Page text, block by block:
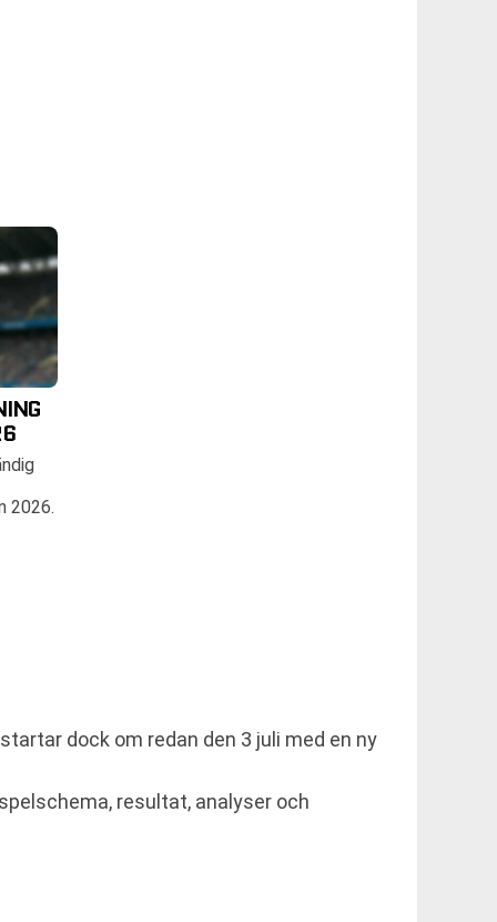
2026.
dock om redan den 3 juli med en ny
resultat, analyser och